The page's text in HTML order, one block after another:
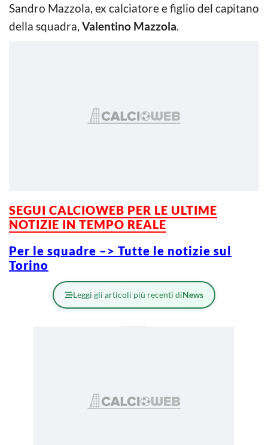
Sandro Mazzola, ex calciatore e figlio del capitano
della squadra, Valentino Mazzola.
SEGUI CALCIOWEB PER LE ULTIME
NOTIZIE IN TEMPO REALE
Per le squadre –> Tutte le notizie sul
Torino
Leggi gli articoli più recenti diNews